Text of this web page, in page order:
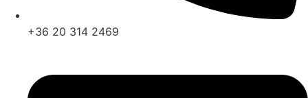
+36 20 314 2469